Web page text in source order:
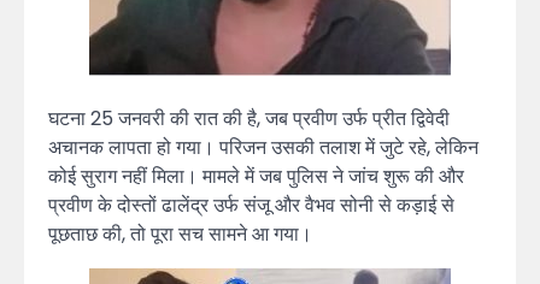
घटना 25 जनवरी की रात की है, जब प्रवीण उर्फ प्रीत द्विवेदी
अचानक लापता हो गया। परिजन उसकी तलाश में जुटे रहे, लेकिन
कोई सुराग नहीं मिला। मामले में जब पुलिस ने जांच शुरू की और
प्रवीण के दोस्तों ढालेंद्र उर्फ संजू और वैभव सोनी से कड़ाई से
पूछताछ की, तो पूरा सच सामने आ गया।